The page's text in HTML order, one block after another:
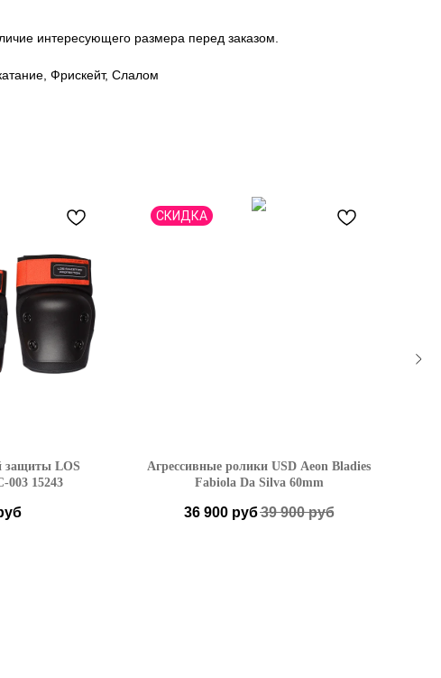
интересующего размера перед заказом.
Фрискейт, Слалом
защиты LOS
003 15243
СКИДКА
Агрессивные ролики USD Aeon Bladies
Fabiola Da Silva 60mm
36 900 руб39 900 руб